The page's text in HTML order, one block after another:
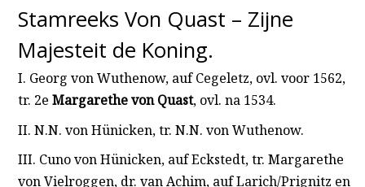
Stamreeks Von Quast – Zijne
Majesteit de Koning.
I. Georg von Wuthenow, auf Cegeletz, ovl. voor 1562,
tr. 2e Margarethe von Quast, ovl. na 1534.
II. N.N. von Hünicken, tr. N.N. von Wuthenow.
III. Cuno von Hünicken, auf Eckstedt, tr. Margarethe
von Vielroggen, dr. van Achim, auf Larich/Prignitz en